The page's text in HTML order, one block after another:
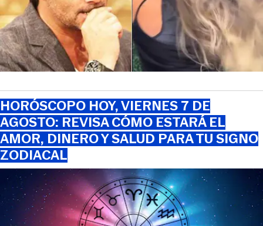
HORÓSCOPO HOY, VIERNES 7 DE
AGOSTO: REVISA CÓMO ESTARÁ EL
AMOR, DINERO Y SALUD PARA TU SIGNO
ZODIACAL